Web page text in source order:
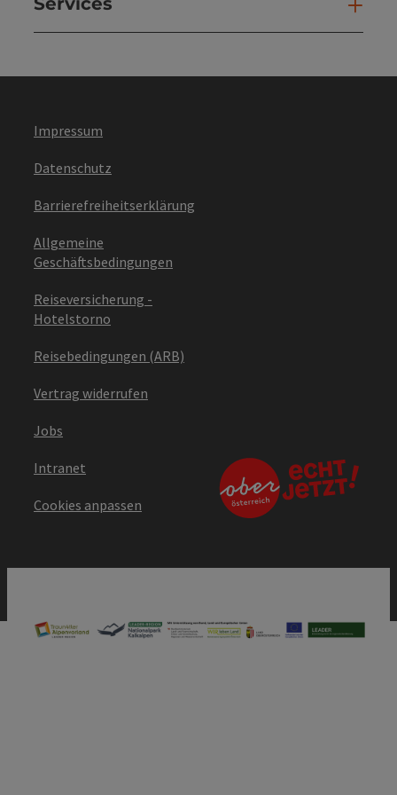
Impressum
Datenschutz
Barrierefreiheitserklärung
Allgemeine
Geschäftsbedingungen
Reiseversicherung -
Hotelstorno
Reisebedingungen (ARB)
Vertrag widerrufen
Jobs
Intranet
Cookies anpassen